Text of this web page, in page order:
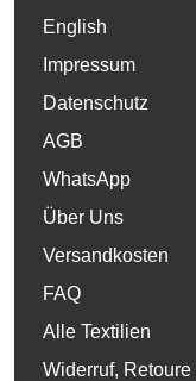
English
Impressum
Datenschutz
AGB
WhatsApp
Über Uns
Versandkosten
FAQ
Alle Textilien
Widerruf,